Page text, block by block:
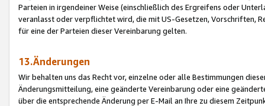
Parteien in irgendeiner Weise (einschließlich des Ergreifens oder
veranlasst oder verpflichtet wird, die mit US-Gesetzen, Vorschriften,
für eine der Parteien dieser Vereinbarung gelten.
13.Änderungen
Wir behalten uns das Recht vor, einzelne oder alle Bestimmungen
Änderungsmitteilung, eine geänderte Vereinbarung oder eine
über die entsprechende Änderung per E-Mail an Ihre zu diesem